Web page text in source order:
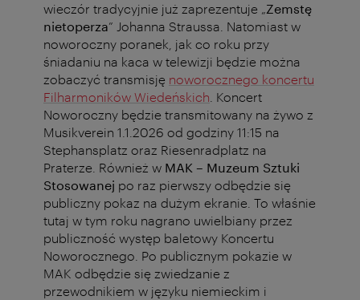
wieczór tradycyjnie już zaprezentuje „Zemstę
nietoperza” Johanna Straussa. Natomiast w
noworoczny poranek, jak co roku przy
śniadaniu na kaca w telewizji będzie można
zobaczyć transmisję noworocznego koncertu
Filharmoników Wiedeńskich Koncert
Noworoczny będzie transmitowany na żywo z
Musikverein 1.1.2026 od godziny 11:15 na
Stephansplatz oraz Riesenradplatz na
Praterze. Również w MAK – Muzeum Sztuki
Stosowanej po raz pierwszy odbędzie się
publiczny pokaz na dużym ekranie. To właśnie
tutaj w tym roku nagrano uwielbiany przez
publiczność występ baletowy Koncertu
Noworocznego. Po publicznym pokazie w
MAK odbędzie się zwiedzanie z
przewodnikiem w języku niemieckim i